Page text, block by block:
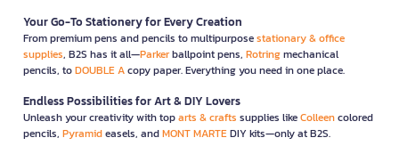
Your Go-To Stationery for Every Creation
From premium pens and pencils to multipurposestationary & office
supplies, B2S has it all—Parkerballpoint pens, Rotringmechanical
pencils, toDOUBLE Acopy paper. Everything you need in one place.
Endless Possibilities for Art & DIY Lovers
Unleash your creativity with toparts & crafts supplies likeColleencolored
pencils, Pyramideasels, andMONT MARTEDIY kits—only at B2S.